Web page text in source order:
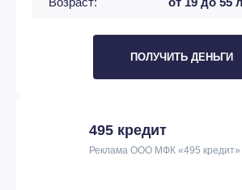
ПОЛУЧИТЬ ДЕНЬГИ
495 кредит
Реклама ООО МФК «495 кредит»